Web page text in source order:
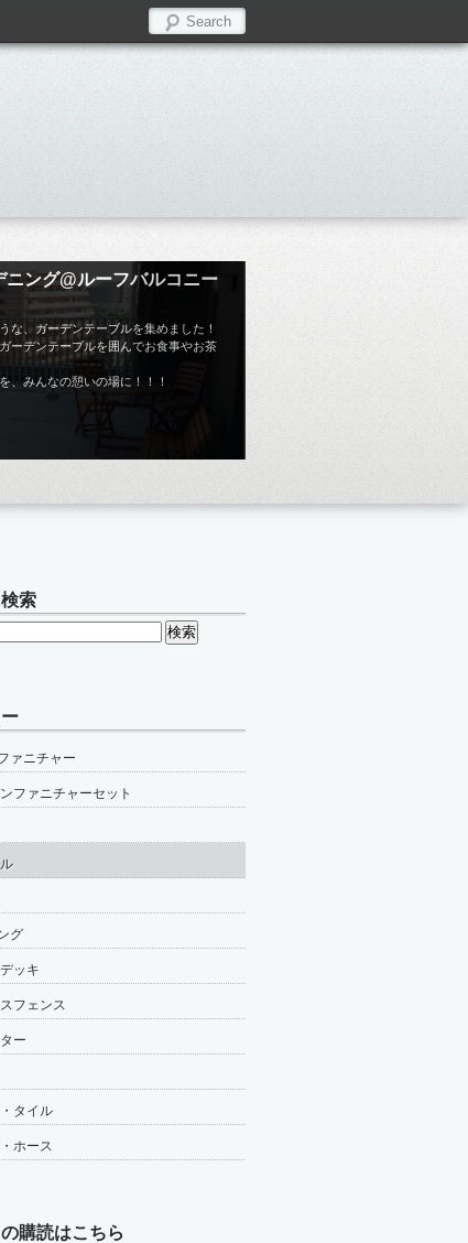
ニング@ルーフバルコニー
な、ガーデンテーブルを集めました！
ーデンテーブルを囲んでお食事やお茶
、みんなの憩いの場に！！！
索
ァニチャー
ファニチャーセット
グ
ッキ
フェンス
ー
タイル
ホース
購読はこちら